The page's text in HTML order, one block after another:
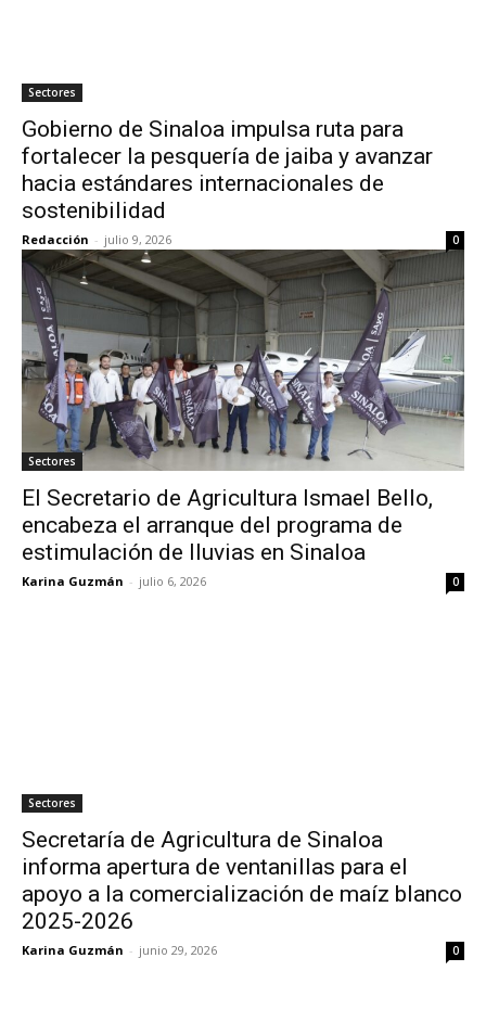
Sectores
Gobierno de Sinaloa impulsa ruta para
fortalecer la pesquería de jaiba y avanzar
hacia estándares internacionales de
sostenibilidad
Redacción - julio 9, 2026 0
Sectores
El Secretario de Agricultura Ismael Bello,
encabeza el arranque del programa de
estimulación de lluvias en Sinaloa
Karina Guzmán - julio 6, 2026 0
Sectores
Secretaría de Agricultura de Sinaloa
informa apertura de ventanillas para el
apoyo a la comercialización de maíz blanco
2025-2026
Karina Guzmán - junio 29, 2026 0